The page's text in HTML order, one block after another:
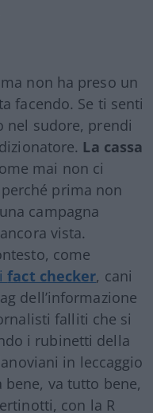
non ha preso un
facendo. Se ti senti
nel sudore, prendi
La cassa
mai non ci
prima non
campagna
vista.
come
fact checker, cani
dell’informazione
falliti che si
i rubinetti della
in leccaggio
va tutto bene,
con la R